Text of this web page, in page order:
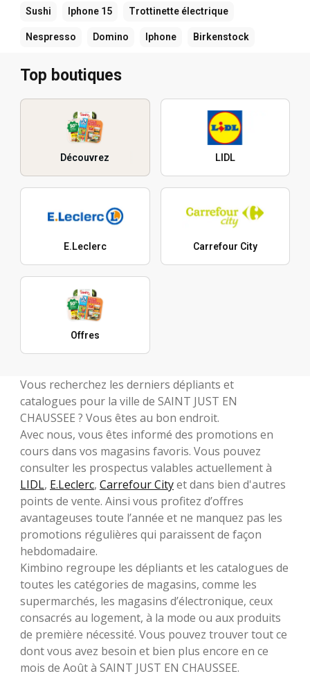
Sushi Iphone 15 Trottinette électrique
Nespresso Domino Iphone Birkenstock
Top boutiques
Découvrez LIDL
E.Leclerc Carrefour City
Offres
Vous recherchez les derniers dépliants et
catalogues pour la ville de SAINT JUST EN
CHAUSSEE ? Vous êtes au bon endroit.
Avec nous, vous êtes informé des promotions en
cours dans vos magasins favoris. Vous pouvez
consulter les prospectus valables actuellement à
LIDL, E.Leclerc, Carrefour Cityet dans bien d'autres
points de vente. Ainsi vous profitez d’offres
avantageuses toute l’année et ne manquez pas les
promotions régulières qui paraissent de façon
hebdomadaire.
Kimbino regroupe les dépliants et les catalogues de
toutes les catégories de magasins, comme les
supermarchés, les magasins d’électronique, ceux
consacrés au logement, à la mode ou aux produits
de première nécessité. Vous pouvez trouver tout ce
dont vous avez besoin et bien plus encore en ce
mois de Août à SAINT JUST EN CHAUSSEE.